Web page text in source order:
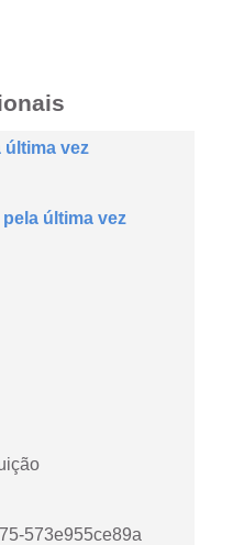
última vez
última vez
573e955ce89a